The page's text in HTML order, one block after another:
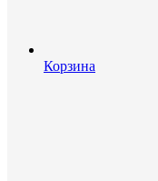
Корзина